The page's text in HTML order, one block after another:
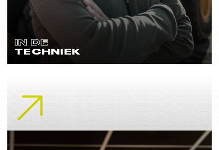
IN DE
TECHNIEK